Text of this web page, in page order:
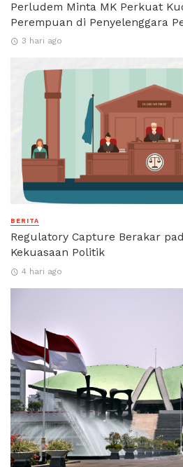
Perludem Minta MK Perkuat
Perempuan di Penyelenggara
3 hari ago
BERITA
Regulatory Capture Berakar
Kekuasaan Politik
4 hari ago